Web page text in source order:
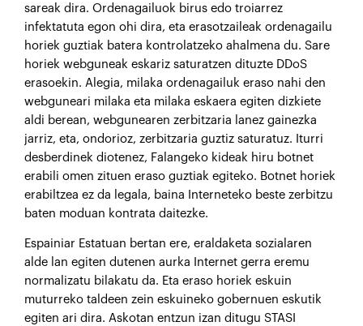
sareak dira. Ordenagailuok birus edo troiarrez
infektatuta egon ohi dira, eta erasotzaileak ordenagailu
horiek guztiak batera kontrolatzeko ahalmena du. Sare
horiek webguneak eskariz saturatzen dituzte DDoS
erasoekin. Alegia, milaka ordenagailuk eraso nahi den
webguneari milaka eta milaka eskaera egiten dizkiete
aldi berean, webgunearen zerbitzaria lanez gainezka
jarriz, eta, ondorioz, zerbitzaria guztiz saturatuz. Iturri
desberdinek diotenez, Falangeko kideak hiru botnet
erabili omen zituen eraso guztiak egiteko. Botnet horiek
erabiltzea ez da legala, baina Interneteko beste zerbitzu
baten moduan kontrata daitezke.
Espainiar Estatuan bertan ere, eraldaketa sozialaren
alde lan egiten dutenen aurka Internet gerra eremu
normalizatu bilakatu da. Eta eraso horiek eskuin
muturreko taldeen zein eskuineko gobernuen eskutik
egiten ari dira. Askotan entzun izan ditugu STASI